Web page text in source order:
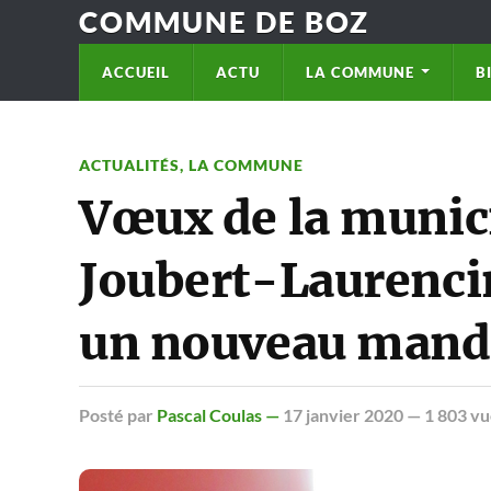
COMMUNE DE BOZ
ACCUEIL ACTU LA COMMUNE
ACTUALITÉS, LA COMMUNE
Vœux de la
Joubert-
un nouveau
Posté par Pascal Coulas — 17 janvier 2020 — 1 803